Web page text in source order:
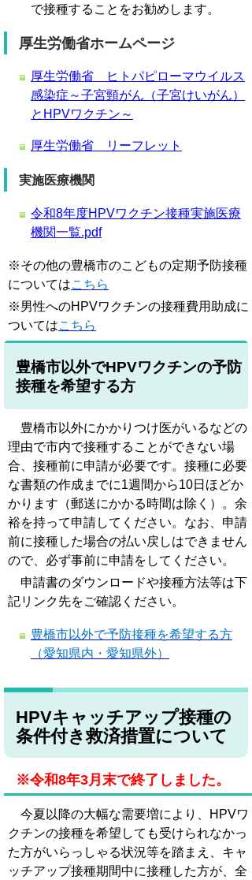
で接種することをお勧めします。
厚生労働省ホームページ
厚生労働省 ヒトパピローマウイルス
感染症～子宮頸がん（子宮けいがん）
とHPVワクチン～
厚生労働省 リーフレット
実施医療機関
令和8年度HPVワクチン接種実施医療
機関一覧.pdf
※その他の豊橋市のこどもの定期予防接種
についてはこちら
※男性へのHPVワクチンの接種費用助成に
ついてはこちら
豊橋市以外でHPVワクチンの予防
接種を希望する方
豊橋市以外にかかりつけ医がいるなどの
理由で市内で接種することができない場
合、接種前に申請が必要です。接種に必要
な書類の作成までに1週間から10日ほどか
かります（郵送にかかる時間は除く）。余
裕を持って申請してください。なお、申請
前に接種した場合の払い戻しはできません
ので、必ず事前に申請をしてください。
申請書のダウンロードや接種方法等は下
記リンク先をご確認ください。
豊橋市以外で予防接種を希望する方
（愛知県内・愛知県外）
HPVキャッチアップ接種の
条件付き救済措置について
※令和8年3月末で終了しました。
今夏以降の大幅な需要増により、HPVワ
クチンの接種を希望しても受けられなかっ
た方がいらっしゃる状況等を踏まえ、キャ
ッチアップ接種期間中に接種した方が、全